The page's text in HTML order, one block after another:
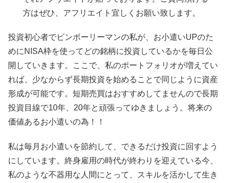
方はぜひ、アフリエイト宜しくお願い致します。
投資初心者でビンボーリーマンの私が、お小遣いUPのた
めにNISA枠を使ってどの銘柄に投資しているかを毎日公
開していきます。ここで、私のポートフォリオが増えてい
れば、少なからず長期投資を始めることで同じように資産
形成が可能です。短期売買はおすすめしてませんので長期
投資目線で10年、20年と頑張ってゆきましょう。将来の
価値あるお小遣いの為！！
私は毎月お小遣いを節約して、できるだけ投資に回すよう
にしています。終身雇用の時代が終わりを迎えている今、
私のような不器用な人間にとって、スキルを活かして生き